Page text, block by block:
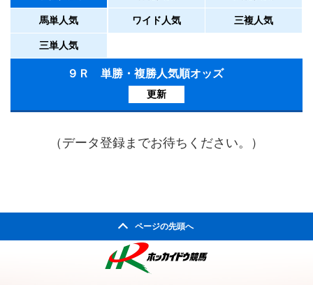
馬単人気 ワイド人気 三複人気
三単人気
９Ｒ 単勝・複勝人気順オッズ
更新
（データ登録までお待ちください。）
ページの先頭へ